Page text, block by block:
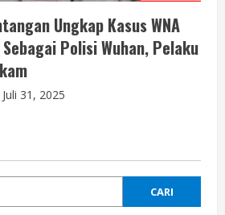
Ungkap Kasus WNA
Polisi Wuhan, Pelaku
Juli 31, 2025
CARI